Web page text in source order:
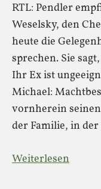
RTL: Pendler
Weselsky, den
heute die
sprechen. Sie
Ihr Ex ist
Michael:
vornherein
der Familie, in
Weiterlesen